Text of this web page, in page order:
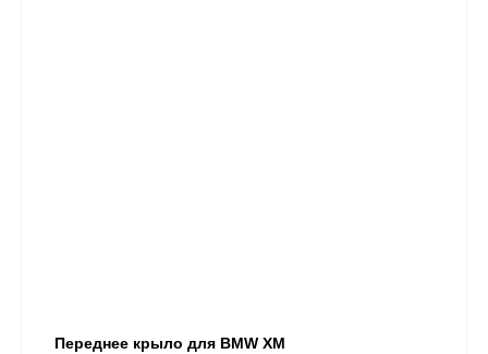
Переднее крыло для BMW XM